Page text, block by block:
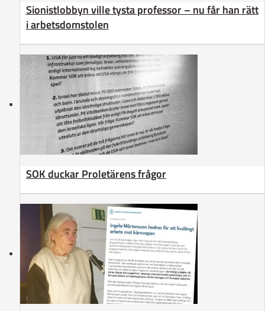
Sionistlobbyn ville tysta professor – nu får han rätt
i arbetsdomstolen
SOK duckar Proletärens frågor